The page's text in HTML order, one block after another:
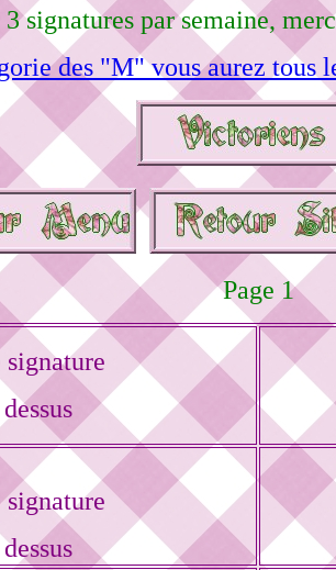
signatures par semaine,
des "M" vous aurez tous
Page 1